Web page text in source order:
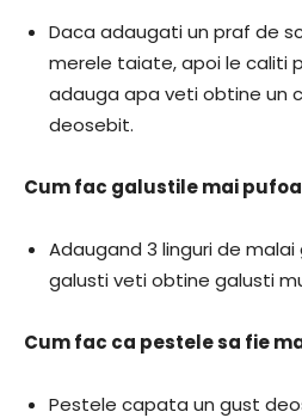
Daca adaugati un praf de
merele taiate, apoi le caliti
adauga apa veti obtine un
deosebit.
Cum fac galustile mai
Adaugand 3 linguri de
galusti veti obtine galusti
Cum fac ca pestele sa fie
Pestele capata un gust